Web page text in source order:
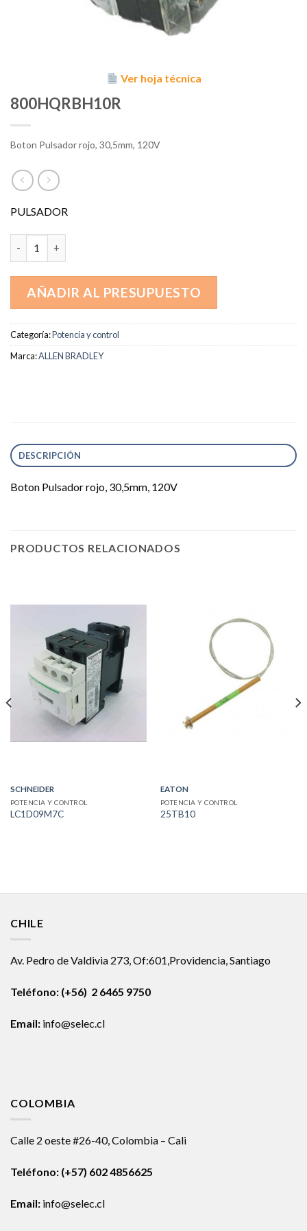
Ver hoja técnica
800HQRBH10R
Boton Pulsador rojo, 30,5mm, 120V
PULSADOR
AÑADIR AL PRESUPUESTO
Categoría:Potencia y control
Marca:ALLEN BRADLEY
DESCRIPCIÓN
Boton Pulsador rojo, 30,5mm, 120V
PRODUCTOS RELACIONADOS
SCHNEIDER
POTENCIA Y CONTROL
LC1D09M7C
EATON
POTENCIA Y CONTROL
25TB10
CHILE
Av. Pedro de Valdivia 273, Of:601,Providencia, Santiago
Teléfono: (+56) 2 6465 9750
Email: info@selec.cl
COLOMBIA
Calle 2 oeste #26-40, Colombia – Cali
Teléfono: (+57) 602 4856625
Email: info@selec.cl